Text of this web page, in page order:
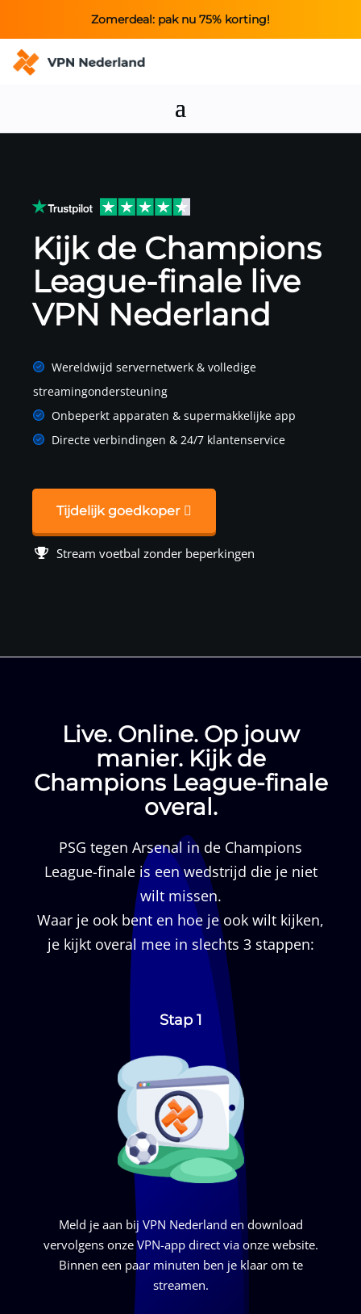
Zomerdeal: pak nu 75% korting!
Kijk de Champions
League-finale live
VPN Nederland
Wereldwijd servernetwerk & volledige
streamingondersteuning
Onbeperkt apparaten & supermakkelijke app
Directe verbindingen & 24/7 klantenservice
Tijdelijk goedkoper
Stream voetbal zonder beperkingen
Live. Online. Op jouw
manier. Kijk de
Champions League-finale
overal.
PSG tegen Arsenal in de Champions
League-finale is een wedstrijd die je niet
wilt missen.
Waar je ook bent en hoe je ook wilt kijken,
je kijkt overal mee in slechts 3 stappen:
Stap 1
Meld je aan bij VPN Nederland en download
vervolgens onze VPN-app direct via onze website.
Binnen een paar minuten ben je klaar om te
streamen.